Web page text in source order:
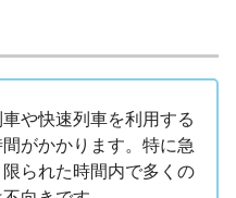
車や快速列車を利用する
がかかります。特に急
られた時間内で多くの